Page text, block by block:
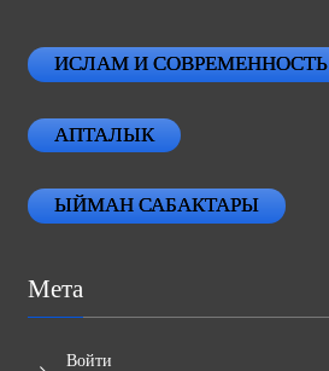
ИСЛАМ И СОВРЕМЕННОСТЬ
АПТАЛЫК
ЫЙМАН САБАКТАРЫ
Мета
Войти